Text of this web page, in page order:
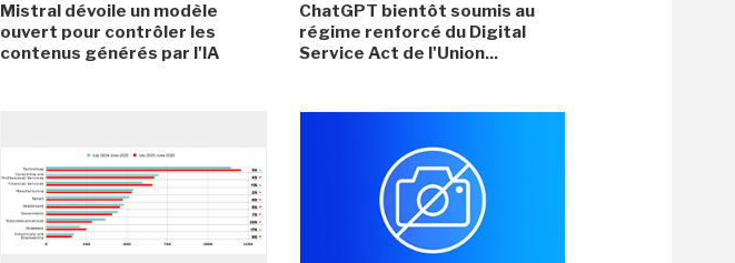
Mistral dévoile un modèle
ouvert pour contrôler les
contenus générés par l'IA
ChatGPT bientôt soumis au
régime renforcé du Digital
Service Act de l'Union...